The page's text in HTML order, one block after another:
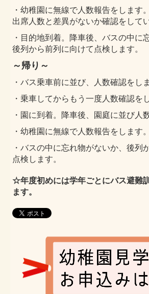
・幼稚園に無線で人数報告をします
出席人数と差異がないか確認をしてい
・目的地到着。降車後、バスの中に
後列から前列に向けて点検します。
～帰り～
・バス乗車前に並び、人数確認をしま
・乗車してからもう一度人数確認を
・園に到着。降車後、園庭に並び人
・幼稚園に無線で人数報告をします。
・バスの中に忘れ物がないか、後列
点検します。
☆年度初めには学年ごとにバス避難
ます。